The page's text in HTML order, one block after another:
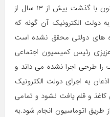
مختلف را شاهد باشیم.اما اکنون با گذشت بیش از ۱۳ سال از
دولت الکترونیک آن گونه که
های دولتی محقق نشده است
رئیس کمیسیون اجتماعی
را طرحی اجرا نشده می داند و
به اجرای دولت الکترونیک
و قلم یافت نشود و تمامی
طریق اتوماسیون انجام شود.به